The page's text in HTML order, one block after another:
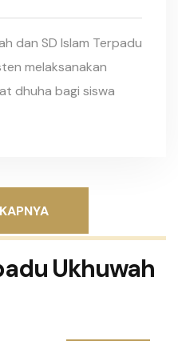
dan SD Islam Terpadu
melaksanakan
dhuha bagi siswa
Ukhuwah